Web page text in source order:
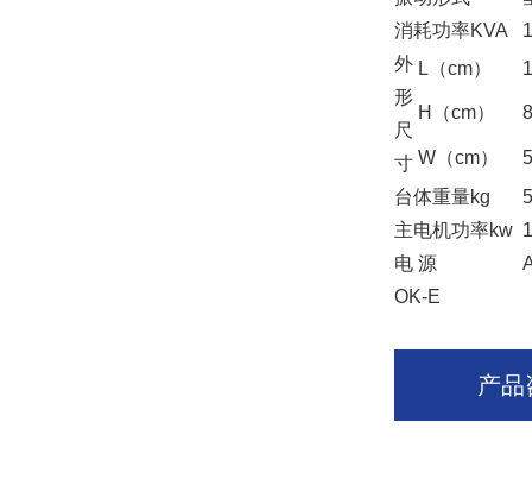
消耗功率KVA
外
形
尺
寸
L（cm）
H（cm）
W（cm）
台体重量kg
主电机功率kw
电 源
OK-E
产品